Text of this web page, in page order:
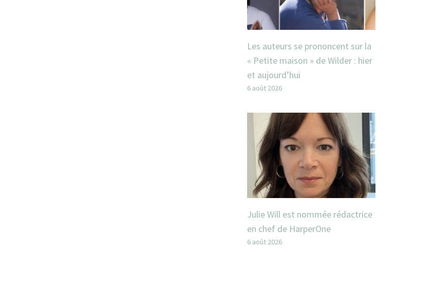
Les auteurs se prononcent sur la
« Petite maison » de Wilder : hier
et aujourd’hui
6 août 2026
Julie Will est nommée rédactrice
en chef de HarperOne
6 août 2026